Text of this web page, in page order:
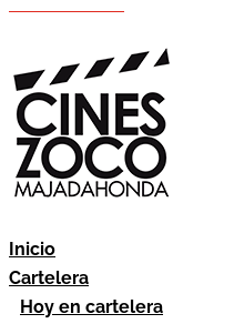
Inicio
Cartelera
Hoy en cartelera